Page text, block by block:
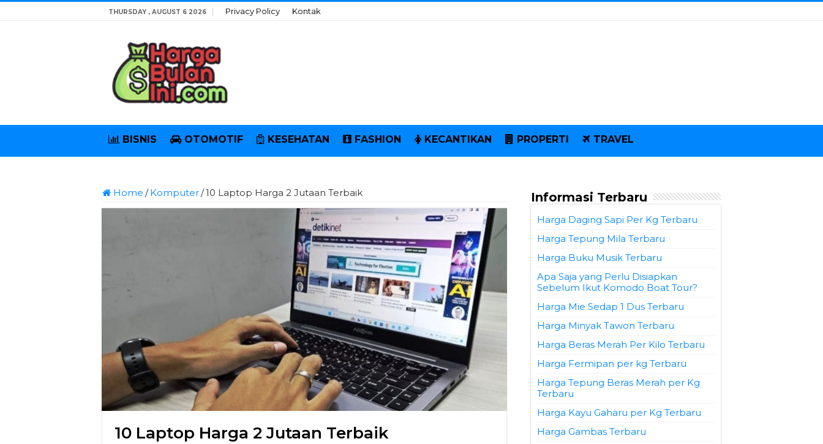
THURSDAY , AUGUST 6 2026 Privacy Policy Kontak
BISNIS OTOMOTIF KESEHATAN FASHION KECANTIKAN PROPERTI TRAVEL
Home / Komputer/10 Laptop Harga 2 Jutaan Terbaik
10 Laptop Harga 2 Jutaan Terbaik
Informasi Terbaru
Harga Daging Sapi Per Kg Terbaru
Harga Tepung Mila Terbaru
Harga Buku Musik Terbaru
Apa Saja yang Perlu Disiapkan
Sebelum Ikut Komodo Boat Tour?
Harga Mie Sedap 1 Dus Terbaru
Harga Minyak Tawon Terbaru
Harga Beras Merah Per Kilo Terbaru
Harga Fermipan per kg Terbaru
Harga Tepung Beras Merah per Kg
Terbaru
Harga Kayu Gaharu per Kg Terbaru
Harga Gambas Terbaru